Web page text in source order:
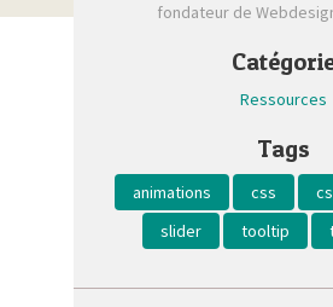
fondateur de
Ressources
Tags
animations css
slider
tooltip